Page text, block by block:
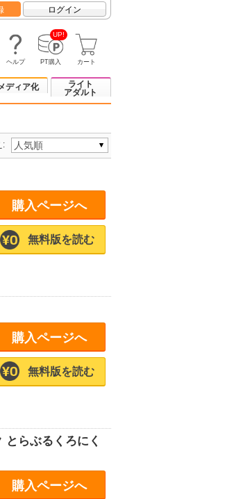
ログイン
ヘルプ
UP!
PT購入 カート
ディア化
ライト
アダルト
:
購入ページへ
無料版を読む
購入ページへ
無料版を読む
らぶるくろにく
購入ページへ